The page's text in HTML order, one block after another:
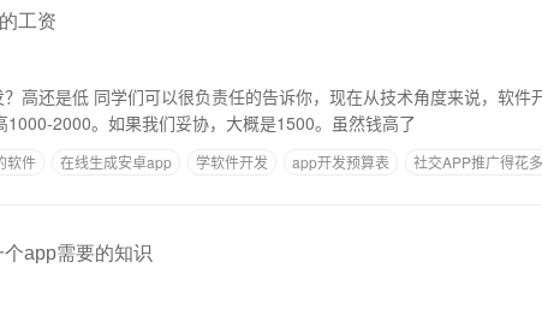
工资
技术角度来说，软件开发的
1000-2000。如果我们妥协，大概是1500。虽然钱高了
软件 在线生成安卓app 学软件开发 app开发预算表 社交APP推广得花
app需要的知识